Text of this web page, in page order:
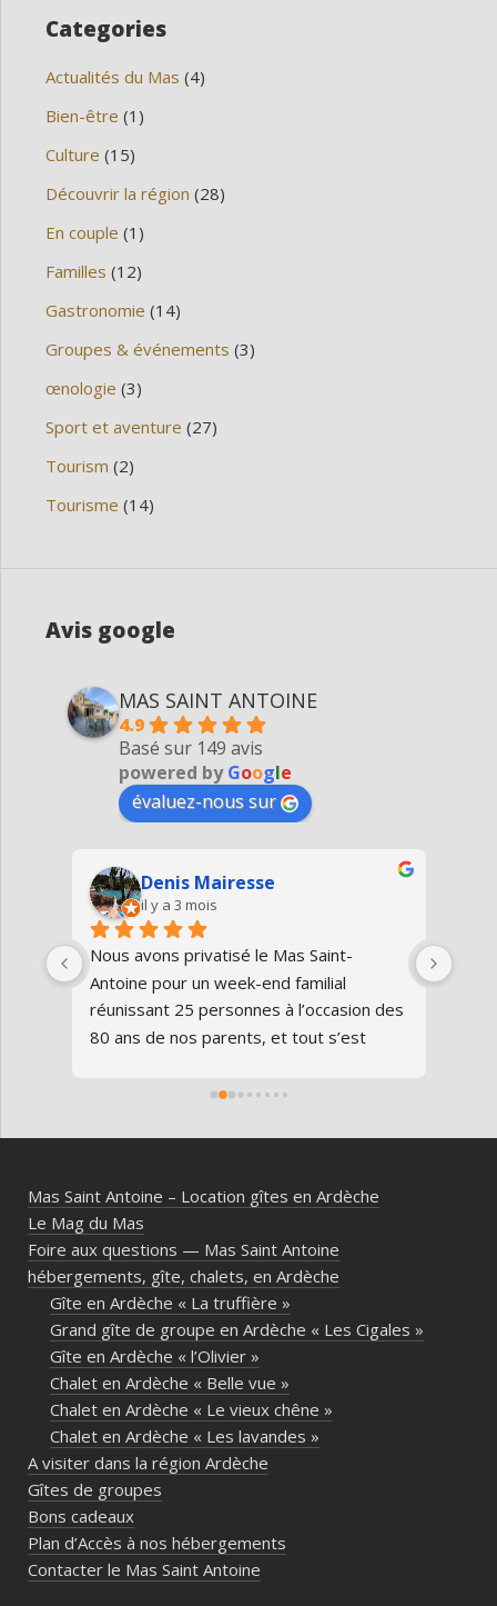
Categories
Actualités du Mas (4)
Bien-être (1)
Culture (15)
Découvrir la région (28)
En couple (1)
Familles (12)
Gastronomie (14)
Groupes & événements (3)
œnologie (3)
Sport et aventure (27)
Tourism (2)
Tourisme (14)
Avis google
MAS SAINT ANTOINE
4.9
Basé sur 149 avis
powered byGoogle
évaluez-nous sur
Denis Mairesse
il y a 3 mois
Nous avons privatisé le Mas Saint-
Antoine pour un week-end familial
réunissant 25 personnes à l’occasion des
80 ans de nos parents, et tout s’est
domaine est superbe, très bien
différents gîtes permettent à chacun
d’avoir son espace tout en gardant un
vrai lieu de rassemblement pour
partager les repas et les activités.Un
immense merci également aux
propriétaires pour leur disponibilité, leur
écoute et leur gentillesse tout au long de
l’organisation. Nous avons été très bien
accompagnés avant le week-end avec de
nombreux conseils utiles, aussi bien pour
les prestataires que pour l’organisation
générale de l’événement.Tout a été
simple, fluide et agréable. Les
recommandations données sur place
étaient excellentes et nous ont permis
Mas Saint Antoine – Location gîtes en Ardèche
Le Mag du Mas
Foire aux questions — Mas Saint Antoine
hébergements, gîte, chalets, en Ardèche
Gîte en Ardèche « La truffière »
Grand gîte de groupe en Ardèche « Les Cigales »
Gîte en Ardèche « l’Olivier »
Chalet en Ardèche « Belle vue »
Chalet en Ardèche « Le vieux chêne »
Chalet en Ardèche « Les lavandes »
A visiter dans la région Ardèche
Gîtes de groupes
Bons cadeaux
Plan d’Accès à nos hébergements
Contacter le Mas Saint Antoine